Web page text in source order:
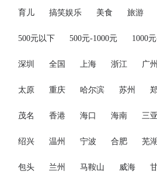
育儿 搞笑娱乐 美食 旅游
500元以下 500元-1000元 1000
深圳 全国 上海 浙江 广
太原 重庆 哈尔滨 苏州
茂名 香港 海口 海南 三
绍兴 温州 宁波 合肥 芜
包头 兰州 马鞍山 威海